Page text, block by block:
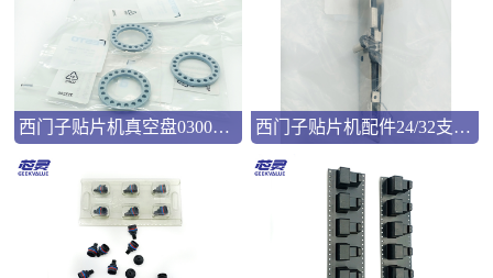
西门子贴片机真空盘03008286 西门子贴片机配件24/32支撑弹片00322181